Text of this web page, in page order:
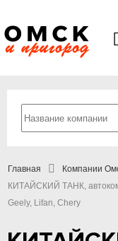
Главная
Компании
КИТАЙСКИЙ ТАНК,
Geely, Lifan, Chery